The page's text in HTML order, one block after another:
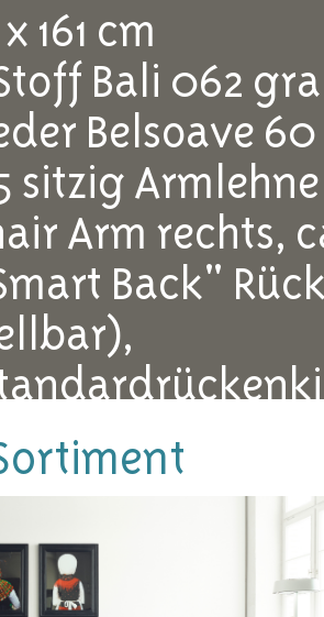
161 cm
Bali 062
Belsoave
sitzig
Arm rechts,
Back"
WX 5 cm
Deko
sich um